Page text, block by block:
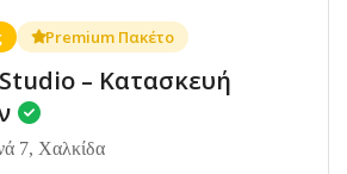
Premium Πακέτο
– Κατασκευή
7, Χαλκίδα